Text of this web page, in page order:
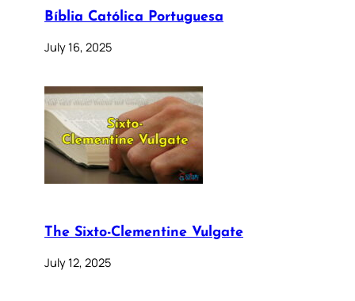
Bíblia Católica Portuguesa
July 16, 2025
The Sixto-Clementine Vulgate
July 12, 2025